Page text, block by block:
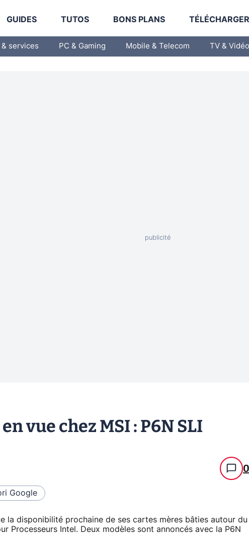
GUIDES TUTOS BONS PLANS
services PC & Gaming Mobile & Telecom TV & Vidéo
vue chez MSI : P6N SLI
0
Google
la disponibilité prochaine de ses cartes mères bâties autour du
Processeurs Intel. Deux modèles sont annoncés avec la P6N